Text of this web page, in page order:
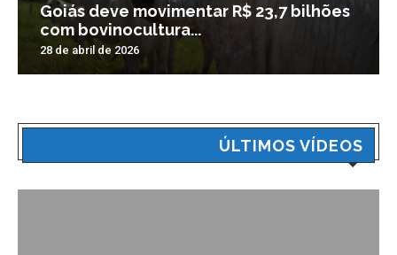
Goiás deve movimentar R$ 23,7 bilhões
com bovinocultura...
28 de abril de 2026
ÚLTIMOS VÍDEOS